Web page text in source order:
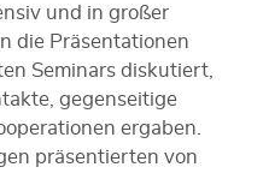
und in großer
die Präsentationen
Seminars diskutiert,
gegenseitige
ergaben.
präsentierten von